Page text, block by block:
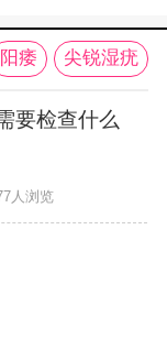
阳痿 尖锐湿疣
要检查什么
人浏览